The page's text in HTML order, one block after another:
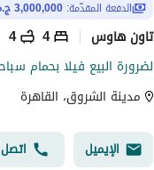
الدفعة المقدّمة: 3,000,000 ج.م
تاون هاوس 4
4
مدينة الشروق، القاهرة
الإيميل اتصل